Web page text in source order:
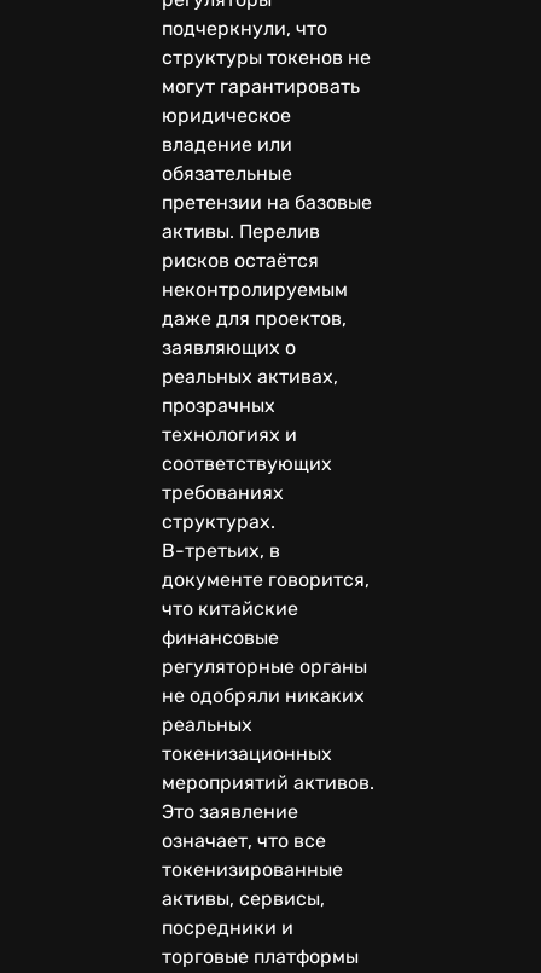
подчеркнули, что
структуры токенов не
могут гарантировать
юридическое
владение или
обязательные
претензии на базовые
активы. Перелив
рисков остаётся
неконтролируемым
даже для проектов,
заявляющих о
реальных активах,
прозрачных
технологиях и
соответствующих
требованиях
структурах.
В-третьих, в
документе говорится,
что китайские
финансовые
регуляторные органы
не одобряли никаких
реальных
токенизационных
мероприятий активов.
Это заявление
означает, что все
токенизированные
активы, сервисы,
посредники и
торговые платформы